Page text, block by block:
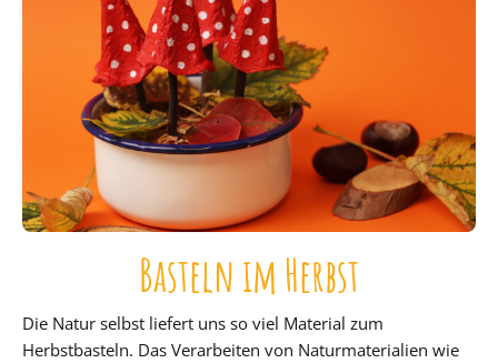
Basteln im Herbst
Die Natur selbst liefert uns so viel Material zum
Herbstbasteln. Das Verarbeiten von Naturmaterialien wie